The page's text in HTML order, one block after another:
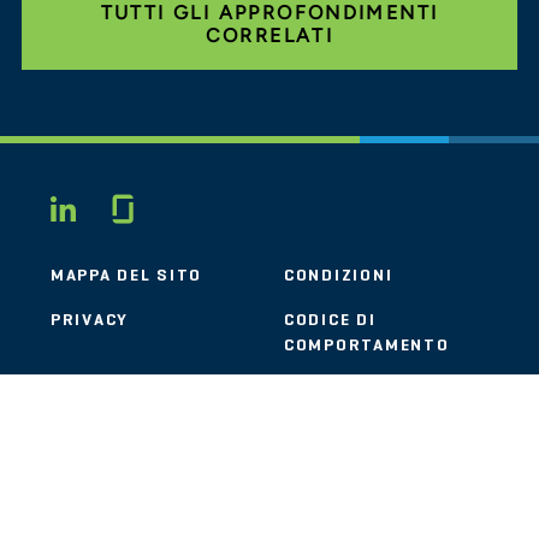
TUTTI GLI APPROFONDIMENTI
CORRELATI
LINKEDIN
MAPPA DEL SITO CONDIZIONI
PRIVACY
CODICE DI
COMPORTAMENTO